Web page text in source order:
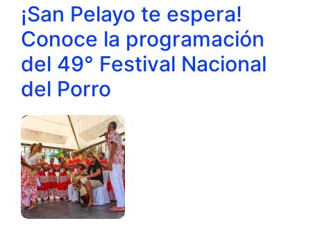
¡San Pelayo te espera!
Conoce la programación
del 49° Festival Nacional
del Porro